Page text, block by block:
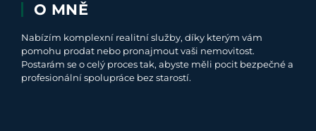
O MNĚ
Nabízím komplexní realitní služby, díky kterým vám
pomohu prodat nebo pronajmout vaši nemovitost.
Postarám se o celý proces tak, abyste měli pocit bezpečné a
profesionální spolupráce bez starostí.